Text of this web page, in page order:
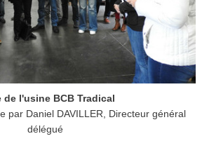
de l'usine BCB Tradical
par Daniel DAVILLER, Directeur général
délégué